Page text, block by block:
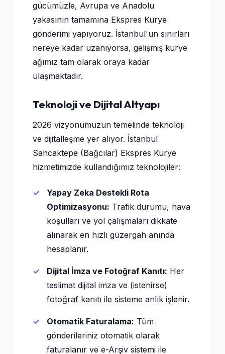
gücümüzle, Avrupa ve Anadolu
yakasının tamamına Ekspres Kurye
gönderimi yapıyoruz. İstanbul'un sınırları
nereye kadar uzanıyorsa, gelişmiş kurye
ağımız tam olarak oraya kadar
ulaşmaktadır.
Teknoloji ve Dijital Altyapı
2026 vizyonumuzun temelinde teknoloji
ve dijitalleşme yer alıyor. İstanbul
Sancaktepe (Bağcılar) Ekspres Kurye
hizmetimizde kullandığımız teknolojiler:
Yapay Zeka Destekli Rota
Optimizasyonu: Trafik durumu, hava
koşulları ve yol çalışmaları dikkate
alınarak en hızlı güzergah anında
hesaplanır.
Dijital İmza ve Fotoğraf Kanıtı: Her
teslimat dijital imza ve (istenirse)
fotoğraf kanıtı ile sisteme anlık işlenir.
Otomatik Faturalama: Tüm
gönderileriniz otomatik olarak
faturalanır ve e-Arşiv sistemi ile